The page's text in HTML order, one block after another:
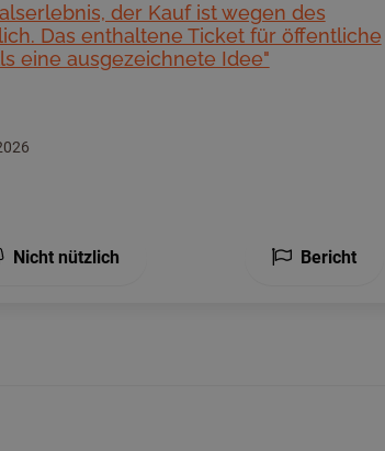
der Kauf ist wegen des
Das enthaltene Ticket für öffentliche
eine ausgezeichnete Idee"
Nicht nützlich Bericht